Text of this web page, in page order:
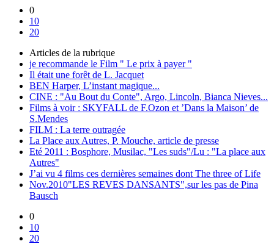
0
10
20
Articles de la rubrique
je recommande le Film " Le prix à payer "
Il était une forêt de L. Jacquet
BEN Harper, L’instant magique...
CINE : "Au Bout du Conte", Argo, Lincoln, Bianca Nieves...
Films à voir : SKYFALL de F.Ozon et ’Dans la Maison’ de
S.Mendes
FILM : La terre outragée
La Place aux Autres, P. Mouche, article de presse
Eté 2011 : Bosphore, Musilac, "Les suds"/Lu : "La place aux
Autres"
J’ai vu 4 films ces dernières semaines dont The three of Life
Nov.2010"LES REVES DANSANTS",sur les pas de Pina
Bausch
0
10
20